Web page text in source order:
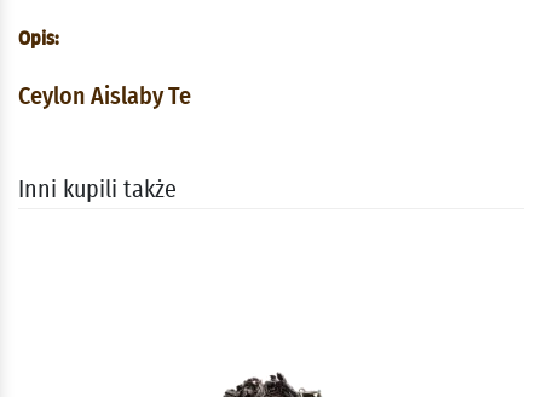
Opis:
Ceylon Aislaby Te
Inni kupili także